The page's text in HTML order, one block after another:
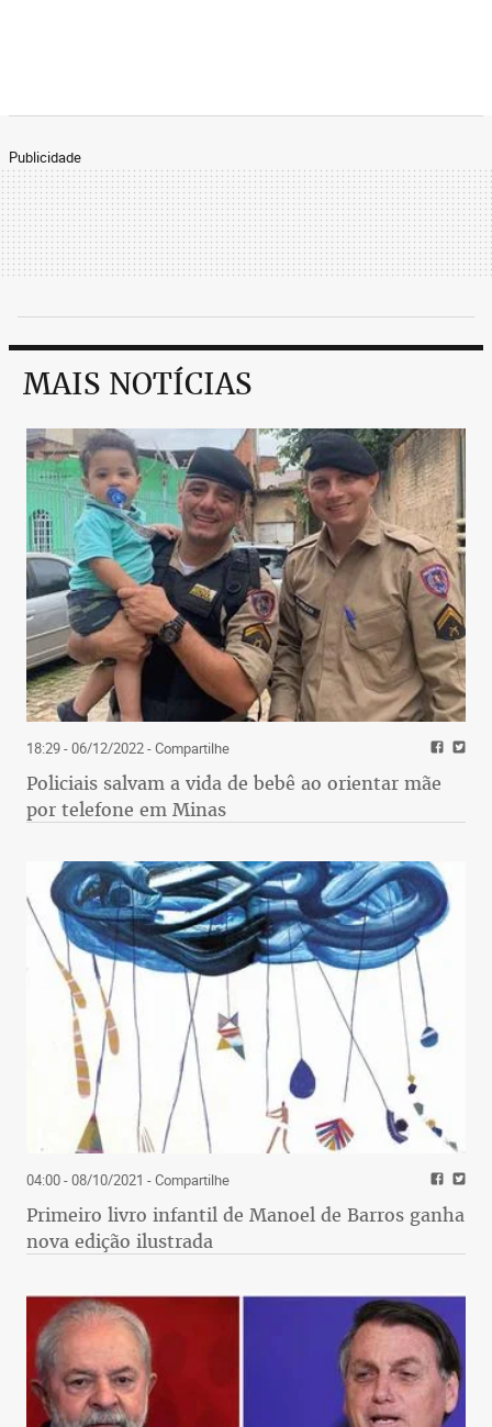
Publicidade
MAIS NOTÍCIAS
18:29 - 06/12/2022- Compartilhe
Policiais salvam a vida de bebê ao orientar mãe
por telefone em Minas
04:00 - 08/10/2021 - Compartilhe
Primeiro livro infantil de Manoel de Barros ganha
nova edição ilustrada